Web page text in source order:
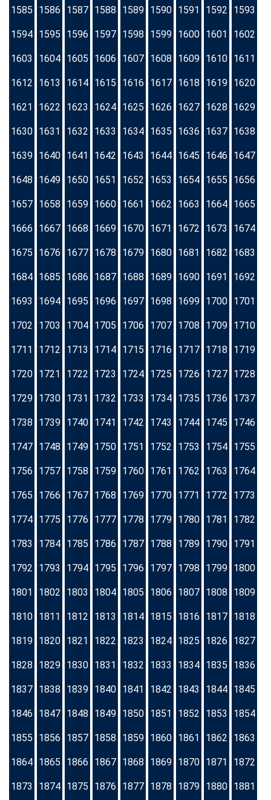
1585 1586 1587 1588 1589 1590 1591 1592 1593
1594 1595 1596 1597 1598 1599 1600 1601 1602
1603 1604 1605 1606 1607 1608 1609 1610 1611
1612 1613 1614 1615 1616 1617 1618 1619 1620
1621 1622 1623 1624 1625 1626 1627 1628 1629
1630 1631 1632 1633 1634 1635 1636 1637 1638
1639 1640 1641 1642 1643 1644 1645 1646 1647
1648 1649 1650 1651 1652 1653 1654 1655 1656
1657 1658 1659 1660 1661 1662 1663 1664 1665
1666 1667 1668 1669 1670 1671 1672 1673 1674
1675 1676 1677 1678 1679 1680 1681 1682 1683
1684 1685 1686 1687 1688 1689 1690 1691 1692
1693 1694 1695 1696 1697 1698 1699 1700 1701
1702 1703 1704 1705 1706 1707 1708 1709 1710
1711 1712 1713 1714 1715 1716 1717 1718 1719
1720 1721 1722 1723 1724 1725 1726 1727 1728
1729 1730 1731 1732 1733 1734 1735 1736 1737
1738 1739 1740 1741 1742 1743 1744 1745 1746
1747 1748 1749 1750 1751 1752 1753 1754 1755
1756 1757 1758 1759 1760 1761 1762 1763 1764
1765 1766 1767 1768 1769 1770 1771 1772 1773
1774 1775 1776 1777 1778 1779 1780 1781 1782
1783 1784 1785 1786 1787 1788 1789 1790 1791
1792 1793 1794 1795 1796 1797 1798 1799 1800
1801 1802 1803 1804 1805 1806 1807 1808 1809
1810 1811 1812 1813 1814 1815 1816 1817 1818
1819 1820 1821 1822 1823 1824 1825 1826 1827
1828 1829 1830 1831 1832 1833 1834 1835 1836
1837 1838 1839 1840 1841 1842 1843 1844 1845
1846 1847 1848 1849 1850 1851 1852 1853 1854
1855 1856 1857 1858 1859 1860 1861 1862 1863
1864 1865 1866 1867 1868 1869 1870 1871 1872
1873 1874 1875 1876 1877 1878 1879 1880 1881